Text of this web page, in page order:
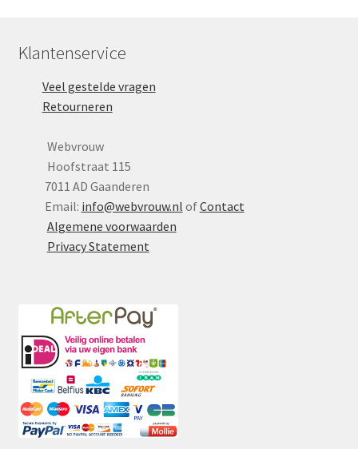
Klantenservice
Veel gestelde vragen
Retourneren
Webvrouw
Hoofstraat 115
7011 AD Gaanderen
Email: info@webvrouw.nl ofContact
Algemene voorwaarden
Privacy Statement